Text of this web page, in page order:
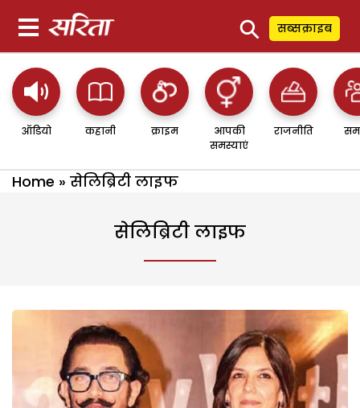
⚲ सब्सक्राइब
ऑडियो कहानी क्राइम
आपकी
समस्याएं
राजनीति
Home » सेलिब्रिटी लाइफ
सेलिब्रिटी लाइफ